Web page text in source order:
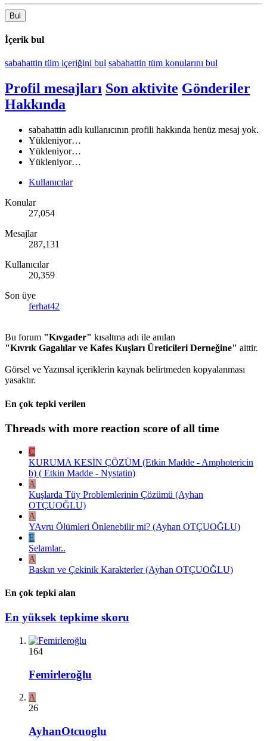
Bul
İçerik bul
sabahattin tüm içeriğini bul sabahattin tüm konularını bul
Profil mesajları Son aktivite Gönderiler
Hakkında
sabahattin adlı kullanıcının profili hakkında henüz mesaj yok.
Yükleniyor…
Yükleniyor…
Yükleniyor…
Kullanıcılar
Konular
27,054
Mesajlar
287,131
Kullanıcılar
20,359
Son üye
ferhat42
Bu forum "Kıvgader" kısaltma adı ile anılan
"Kıvrık Gagalılar ve Kafes Kuşları Üreticileri Derneğine" aittir.
Görsel ve Yazınsal içeriklerin kaynak belirtmeden kopyalanması
yasaktır.
En çok tepki verilen
Threads with more reaction score of all time
C
KURUMA KESİN ÇÖZÜM (Etkin Madde - Amphotericin
b) ( Etkin Madde - Nystatin)
A
Kuşlarda Tüy Problemlerinin Çözümü (Ayhan
OTÇUOĞLU)
A
YAvru Ölümleri Önlenebilir mi? (Ayhan OTÇUOĞLU)
E
Selamlar..
A
Baskın ve Çekinik Karakterler (Ayhan OTÇUOĞLU)
En çok tepki alan
En yüksek tepkime skoru
164
Femirleroğlu
A
26
AyhanOtcuoglu